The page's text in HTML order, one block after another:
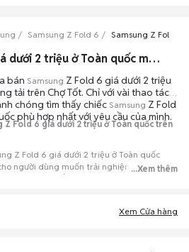
Samsung Z Fold 6 Samsung Z Fold 6
0 Samsung Z Fold 6 giá dưới 2 triệu ở Toàn quốc máy bền đẹp đang bán 08/2026
bán Samsung Z Fold 6 giá dưới 2 triệu
tải trên Chợ Tốt. Chỉ với vài thao tác
chóng tìm thấy chiếc Samsung Z Fold
phù hợp nhất với yêu cầu của mình.
Z Fold 6 giá dưới 2 triệu ở Toàn quốc trên
Z Fold 6 giá dưới 2 triệu ở Toàn quốc
người dùng muốn trải nghiệm dòng máy
khi mới ra mắt.
nhân muốn lên đời máy, mang đến đa
bảo hành, hình thức máy và màu sắc.
...Xem thêm
Xem Cửa hàng